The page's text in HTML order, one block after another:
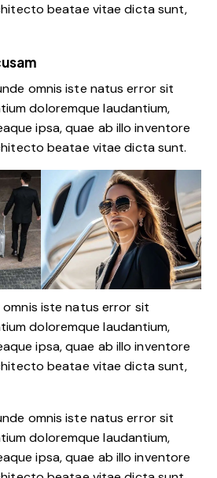
beatae vitae dicta sunt,
omnis iste natus error sit
doloremque laudantium,
ipsa, quae ab illo inventore
beatae vitae dicta sunt.
iste natus error sit
doloremque laudantium,
ipsa, quae ab illo inventore
beatae vitae dicta sunt,
omnis iste natus error sit
doloremque laudantium,
ipsa, quae ab illo inventore